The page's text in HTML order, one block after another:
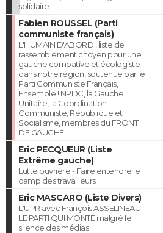
solidaire
Fabien ROUSSEL (Parti
communiste français)
L'HUMAIN D'ABORD ! liste de
rassemblement citoyen pour une
gauche combative et écologiste
dans notre région, soutenue par le
Parti Communiste Français,
Ensemble ! NPDC, la Gauche
Unitaire, la Coordination
Communiste, République et
Socialisme, membres du FRONT
DE GAUCHE
Eric PECQUEUR (Liste
Extrême gauche)
Lutte ouvrière - Faire entendre le
camp des travailleurs
Eric MASCARO (Liste Divers)
L'UPR avec François ASSELINEAU -
LE PARTI QUI MONTE malgré le
silence des médias